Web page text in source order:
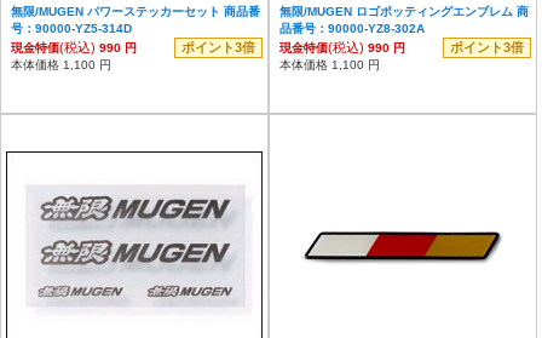
無限/MUGEN パワーステッカーセット 商品番
号：90000-YZ5-314D
現金特価(税込) 990 円 ポイント3倍
本体価格 1,100 円
無限/MUGEN ロゴポッティングエンブレム 商
品番号：90000-YZ8-302A
現金特価(税込) 990 円 ポイント3倍
本体価格 1,100 円